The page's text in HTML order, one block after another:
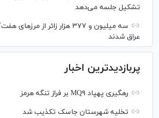
تشکیل جلسه می‌دهد
سه میلیون و ۳۷۷ هزار زائر از
عراق شدند
پربازدیدترین اخبار
رهگیری پهپاد MQ۹ بر فراز تنگه هرمز
تخلیه شهرستان جاسک تکذیب شد